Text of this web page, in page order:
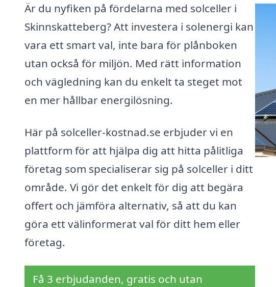
Är du nyfiken på fördelarna med solceller i
Skinnskatteberg? Att investera i solenergi kan
vara ett smart val, inte bara för plånboken
utan också för miljön. Med rätt information
och vägledning kan du enkelt ta steget mot
en mer hållbar energilösning.
Här på solceller-kostnad.se erbjuder vi en
plattform för att hjälpa dig att hitta pålitliga
företag som specialiserar sig på solceller i ditt
område. Vi gör det enkelt för dig att begära
offert och jämföra alternativ, så att du kan
göra ett välinformerat val för ditt hem eller
företag.
Få 3 erbjudanden, gratis och utan